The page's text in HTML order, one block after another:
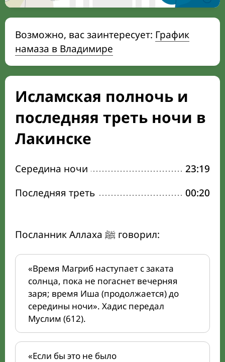
Возможно, вас заинтересует: График
намаза в Владимире
Исламская полночь и
последняя треть ночи в
Лакинске
Середина ночи
23:19
Последняя треть
00:20
Посланник Аллаха ﷺ говорил:
«Время Магриб наступает с заката
солнца, пока не погаснет вечерняя
заря; время Иша (продолжается) до
середины ночи». Хадис передал
Муслим (612).
«Если бы это не было